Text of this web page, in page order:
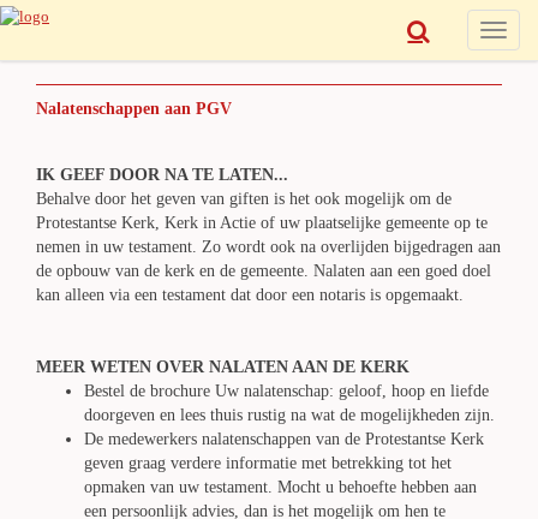
Toggle
Nalatenschappen aan PGV
IK GEEF DOOR NA TE LATEN...
Behalve door het geven van giften is het ook mogelijk om de
Protestantse Kerk, Kerk in Actie of uw plaatselijke gemeente op te
nemen in uw testament. Zo wordt ook na overlijden bijgedragen aan
de opbouw van de kerk en de gemeente. Nalaten aan een goed doel
kan alleen via een testament dat door een notaris is opgemaakt.
MEER WETEN OVER NALATEN AAN DE KERK
Bestel de brochure Uw nalatenschap: geloof, hoop en liefde
doorgeven en lees thuis rustig na wat de mogelijkheden zijn.
De medewerkers nalatenschappen van de Protestantse Kerk
geven graag verdere informatie met betrekking tot het
opmaken van uw testament. Mocht u behoefte hebben aan
een persoonlijk advies, dan is het mogelijk om hen te